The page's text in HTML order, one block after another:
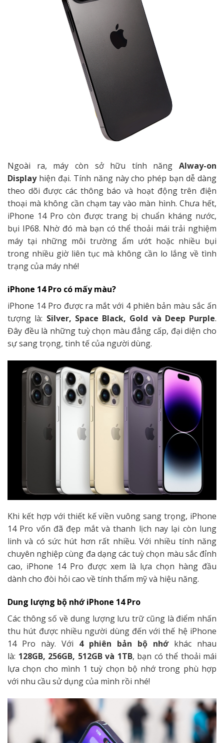
Ngoài ra, máy còn sở hữu tính năng Alway-on
Displayhiện đại. Tính năng này cho phép bạn dễ dàng
theo dõi được các thông báo và hoạt động trên điện
thoại mà không cần chạm tay vào màn hình. Chưa hết,
iPhone 14 Pro còn được trang bị chuẩn kháng nước,
bụi IP68. Nhờ đó mà bạn có thể thoải mái trải nghiệm
máy tại những môi trường ẩm ướt hoặc nhiều bụi
trong nhiều giờ liên tục mà không cần lo lắng về tình
trạng của máy nhé!
iPhone 14 Pro có mấy màu?
iPhone 14 Pro được ra mắt với 4 phiên bản màu sắc ấn
tượng là: Silver, Space Black, Gold và Deep Purple.
Đây đều là những tuỳ chọn màu đẳng cấp, đại diện cho
sự sang trọng, tinh tế của người dùng.
Khi kết hợp với thiết kế viền vuông sang trọng, iPhone
14 Pro vốn đã đẹp mắt và thanh lịch nay lại còn lung
linh và có sức hút hơn rất nhiều. Với nhiều tính năng
chuyên nghiệp cùng đa dạng các tuỳ chọn màu sắc đỉnh
cao, iPhone 14 Pro được xem là lựa chọn hàng đầu
dành cho đòi hỏi cao về tính thẩm mỹ và hiệu năng.
Dung lượng bộ nhớ iPhone 14 Pro
Các thông số về dung lượng lưu trữ cũng là điểm nhấn
thu hút được nhiều người dùng đến với thế hệ iPhone
14 Pro này. Với 4 phiên bản bộ nhớkhác nhau
là: 128GB, 256GB, 512GB và 1TB, bạn có thể thoải mái
lựa chọn cho mình 1 tuỳ chọn bộ nhớ trong phù hợp
với nhu cầu sử dụng của mình rồi nhé!